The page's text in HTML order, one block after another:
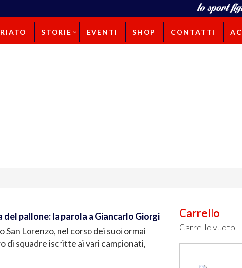
STORIE EVENTI SHOP CONTATTI
del pallone: la parola a Giancarlo Giorgi
San Lorenzo, nel corso dei suoi ormai
di squadre iscritte ai vari campionati,
Carrello
Carrello vuoto